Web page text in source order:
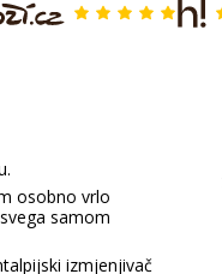
osobno vrlo
samom
izmjenjivač